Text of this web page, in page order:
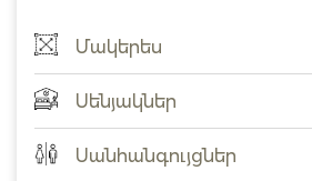
Մակերես
Սենյակներ
Սանհանգույցներ